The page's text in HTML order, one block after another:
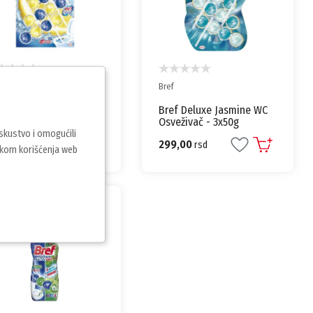
rsd
Bref
Bref Deluxe Jasmine WC
Osveživač - 3x50g
299,00rsd
i omogućili
korišćenja web